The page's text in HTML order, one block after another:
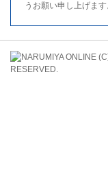
うお願い申し上げます